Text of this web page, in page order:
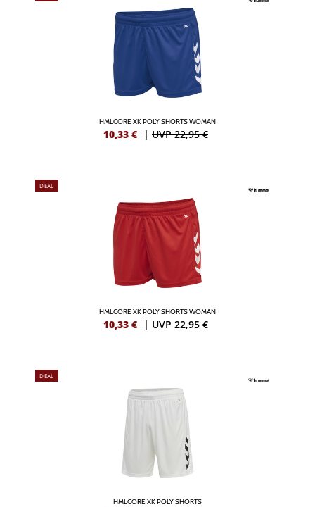
HMLCORE XK POLY SHORTS WOMAN
10,33 € | UVP 22,95 €
DEAL
HMLCORE XK POLY SHORTS WOMAN
10,33 € | UVP 22,95 €
DEAL
HMLCORE XK POLY SHORTS